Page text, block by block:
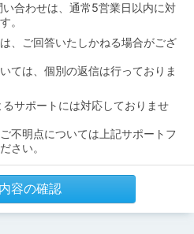
合わせは、通常5営業日以内に対
。
、ご回答いたしかねる場合がござ
ては、個別の返信は行っておりま
サポートには対応しておりませ
不明点については上記サポートフ
さい。
容の確認